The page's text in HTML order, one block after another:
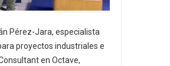
Pérez-Jara, especialista
proyectos industriales e
en Octave,